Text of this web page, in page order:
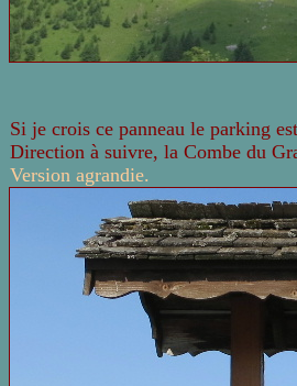
Si je crois ce panneau le parking
Direction à suivre, la Combe du
Version agrandie.